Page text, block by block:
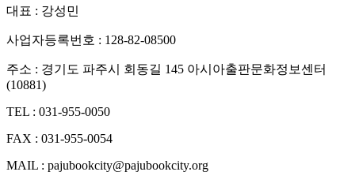
대표 : 강성민
사업자등록번호 : 128-82-08500
주소 : 경기도 파주시 회동길 145 아시아출판문화정보센터
(10881)
TEL : 031-955-0050
FAX : 031-955-0054
MAIL : pajubookcity@pajubookcity.org